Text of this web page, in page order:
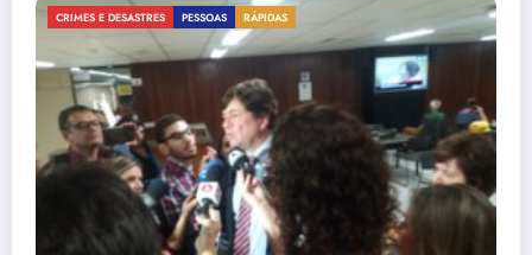
CRIMES E DESASTRES RÁPIDAS
#Elenão deve responder por
humanidade?